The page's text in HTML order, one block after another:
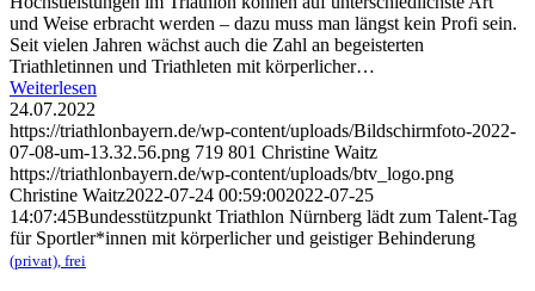
und Weise erbracht werden – dazu muss man längst kein Profi sein.
Seit vielen Jahren wächst auch die Zahl an begeisterten
Triathletinnen und Triathleten mit körperlicher…
Weiterlesen
24.07.2022
https://triathlonbayern.de/wp-content/uploads/Bildschirmfoto-2022-
07-08-um-13.32.56.png 719 801 Christine Waitz
https://triathlonbayern.de/wp-content/uploads/btv_logo.png
Christine Waitz2022-07-24 00:59:002022-07-25
14:07:45Bundesstützpunkt Triathlon Nürnberg lädt zum Talent-Tag
für Sportler*innen mit körperlicher und geistiger Behinderung
(privat), frei